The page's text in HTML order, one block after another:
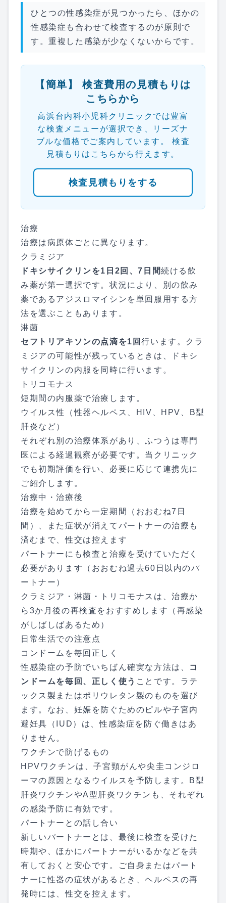
ひとつの性感染症が見つかったら、ほかの
性感染症も合わせて検査するのが原則で
す。重複した感染が少なくないからです。
【簡単】 検査費用の見積もりは
こちらから
高浜台内科小児科クリニックでは豊富
な検査メニューが選択でき、リーズナ
ブルな価格でご案内しています。 検査
見積もりはこちらから行えます。
検査見積もりをする
治療
治療は病原体ごとに異なります。
クラミジア
ドキシサイクリンを1日2回、7日間続ける飲
み薬が第一選択です。状況により、別の飲み
薬であるアジスロマイシンを単回服用する方
法を選ぶこともあります。
淋菌
セフトリアキソンの点滴を1回行います。クラ
ミジアの可能性が残っているときは、ドキシ
サイクリンの内服を同時に行います。
トリコモナス
短期間の内服薬で治療します。
ウイルス性（性器ヘルペス、HIV、HPV、B型
肝炎など）
それぞれ別の治療体系があり、ふつうは専門
医による経過観察が必要です。当クリニック
でも初期評価を行い、必要に応じて連携先に
ご紹介します。
治療中・治療後
治療を始めてから一定期間（おおむね7日
間）、また症状が消えてパートナーの治療も
済むまで、性交は控えます
パートナーにも検査と治療を受けていただく
必要があります（おおむね過去60日以内のパ
ートナー）
クラミジア・淋菌・トリコモナスは、治療か
ら3か月後の再検査をおすすめします（再感染
がしばしばあるため）
日常生活での注意点
コンドームを毎回正しく
性感染症の予防でいちばん確実な方法は、 コ
ンドームを毎回、正しく使う ことです。ラテ
ックス製またはポリウレタン製のものを選び
ます。なお、妊娠を防ぐためのピルや子宮内
避妊具（IUD）は、性感染症を防ぐ働きはあ
りません。
ワクチンで防げるもの
HPVワクチンは、子宮頸がんや尖圭コンジロ
ーマの原因となるウイルスを予防します。B型
肝炎ワクチンやA型肝炎ワクチンも、それぞれ
の感染予防に有効です。
パートナーとの話し合い
新しいパートナーとは、最後に検査を受けた
時期や、ほかにパートナーがいるかなどを共
有しておくと安心です。ご自身またはパート
ナーに性器の症状があるとき、ヘルペスの再
発時には、性交を控えます。